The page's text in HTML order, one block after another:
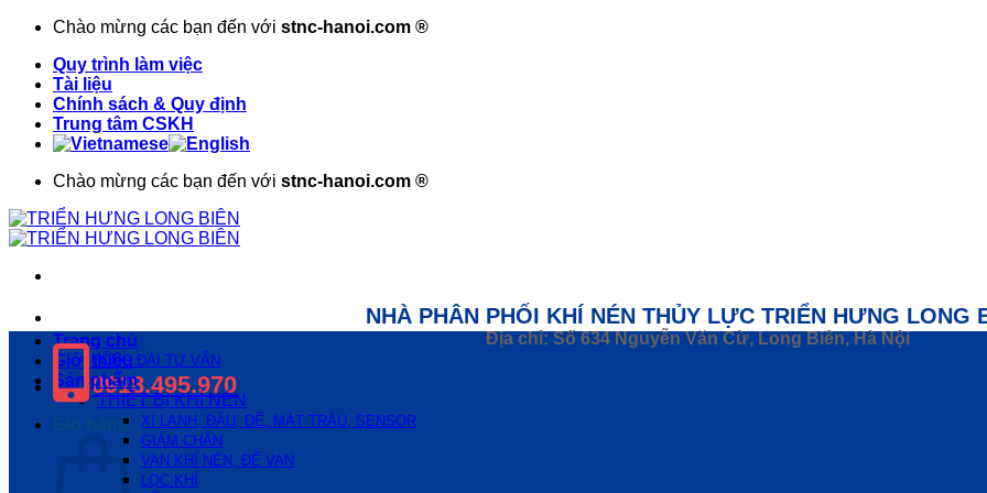
dung
Chào mừng các bạn đến với stnc-hanoi.com ®
Quy trình làm việc
Tài liệu
Chính sách & Quy định
Trung tâm CSKH
Chào mừng các bạn đến với stnc-hanoi.com ®
NHÀ PHÂN PHỐI KHÍ NÉN THỦY LỰC TRIỂN HƯNG LONG
Địa chỉ: Số 634 Nguyễn Văn Cừ, Long Biên, Hà Nội
TỔNG ĐÀI TƯ VẤN
0918.495.970
Giỏ hàng
Trang chủ
Giới thiệu
Sản phẩm
THIẾT BỊ KHÍ NÉN
XI LANH, ĐẦU, ĐẾ, MẮT TRÂU, SENSOR
GIẢM CHẤN
VAN KHÍ NÉN, ĐẾ VAN
LỌC KHÍ